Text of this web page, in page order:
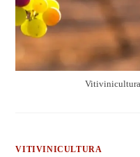
Vitivinicultura
VITIVINICULTURA